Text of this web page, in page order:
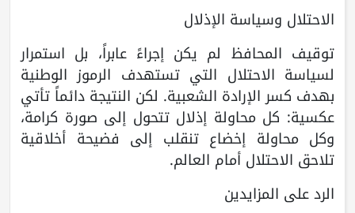
الاحتلال وسياسة الإذلال
توقيف المحافظ لم يكن إجراءً عابراً، بل استمرار
لسياسة الاحتلال التي تستهدف الرموز الوطنية
بهدف كسر الإرادة الشعبية. لكن النتيجة دائماً تأتي
عكسية: كل محاولة إذلال تتحول إلى صورة كرامة،
وكل محاولة إخضاع تنقلب إلى فضيحة أخلاقية
تلاحق الاحتلال أمام العالم.
الرد على المزايدين